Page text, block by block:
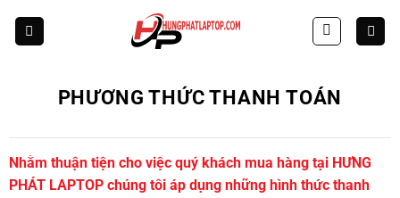
PHƯƠNG THỨC THANH TOÁN
Nhằm thuận tiện cho việc quý khách mua hàng tại HƯNG
PHÁT LAPTOP chúng tôi áp dụng những hình thức thanh